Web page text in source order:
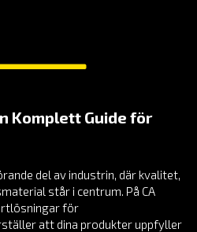
Komplett Guide för
del av industrin, där kvalitet,
står i centrum. På CA
för
att dina produkter uppfyller